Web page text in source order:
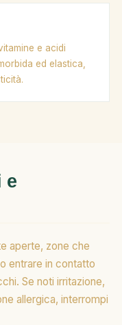
e acidi
ed elastica,
e
aperte, zone che
entrare in contatto
Se noti irritazione,
allergica, interrompi